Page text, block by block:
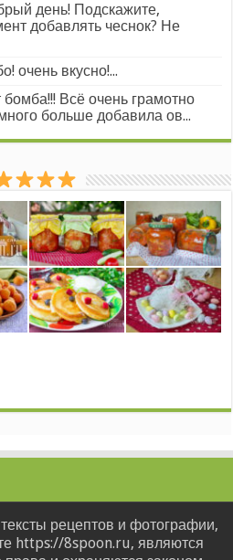
день! Подскажите,
добавлять чеснок? Не
очень вкусно!...
Всё очень грамотно
больше добавила ов...
рецептов и фотографии,
https://8spoon.ru, являются